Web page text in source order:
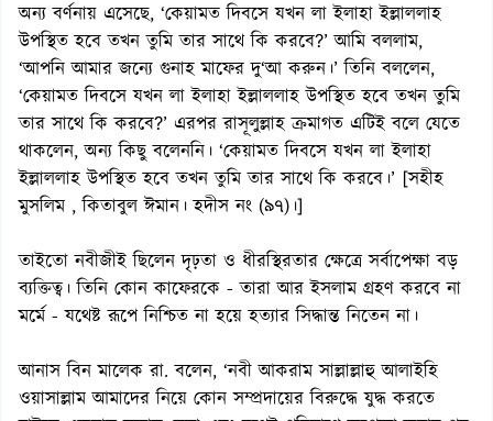
অন্য বর্ণনায় এসেছে, ‘কেয়ামত দিবসে যখন লা ইলাহা ইল্লাললাহ
উপস্থিত হবে তখন তুমি তার সাথে কি করবে?’ আমি বললাম,
‘আপনি আমার জন্যে গুনাহ মাফের দু‘আ করুন।’ তিনি বললেন,
‘কেয়ামত দিবসে যখন লা ইলাহা ইল্লাললাহ উপস্থিত হবে তখন তুমি
তার সাথে কি করবে?’ এরপর রাসূলুল্লাহ ক্রমাগত এটিই বলে যেতে
থাকলেন, অন্য কিছু বলেননি। ‘কেয়ামত দিবসে যখন লা ইলাহা
ইল্লাললাহ উপস্থিত হবে তখন তুমি তার সাথে কি করবে।’ [সহীহ
মুসলিম , কিতাবুল ঈমান। হদীস নং (৯৭)।]
তাইতো নবীজীই ছিলেন দৃঢ়তা ও ধীরস্থিরতার ক্ষেত্রে সর্বাপেক্ষা বড়
ব্যক্তিত্ব। তিনি কোন কাফেরকে - তারা আর ইসলাম গ্রহণ করবে না
মর্মে - যথেষ্ট রূপে নিশ্চিত না হয়ে হত্যার সিদ্ধান্ত নিতেন না।
আনাস বিন মালেক রা. বলেন, ‘নবী আকরাম সাল্লাল্লাহু আলাইহি
ওয়াসাল্লাম আমাদের নিয়ে কোন সম্প্রদায়ের বিরুদ্ধে যুদ্ধ করতে